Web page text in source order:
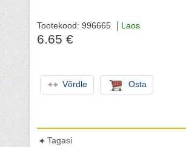
Tootekood: 996665 Laos
6.65 €
Võrdle Osta
Tagasi